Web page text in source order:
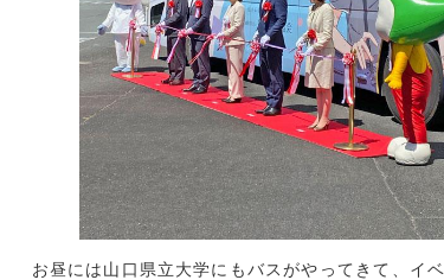
お昼には山口県立大学にもバスがやってきて、イ